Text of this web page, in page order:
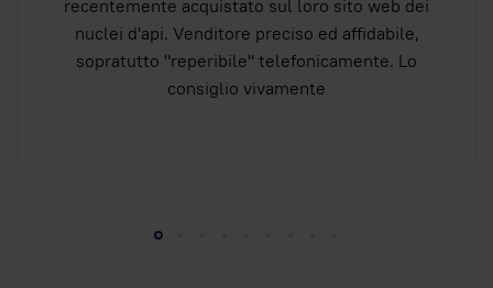
recentemente acquistato sul loro sito web dei
nuclei d'api. Venditore preciso ed affidabile,
sopratutto "reperibile" telefonicamente. Lo
consiglio vivamente